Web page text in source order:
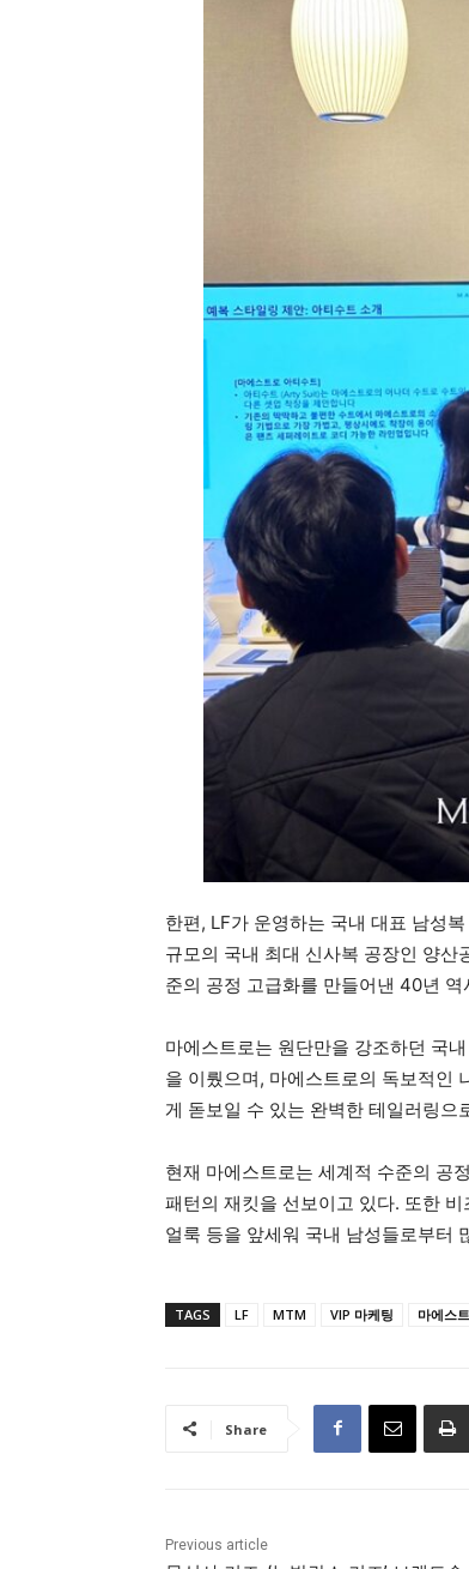
한편, LF가 운영하는 국내 대표 남성
규모의 국내 최대 신사복 공장인 양
준의 공정 고급화를 만들어낸 40년 역
마에스트로는 원단만을 강조하던 국내
을 이뤘으며, 마에스트로의 독보적인
게 돋보일 수 있는 완벽한 테일러링으
현재 마에스트로는 세계적 수준의 공
패턴의 재킷을 선보이고 있다. 또한
얼룩 등을 앞세워 국내 남성들로부터
TAGS LF MTM VIP 마케팅 마에스
Share
Previous article